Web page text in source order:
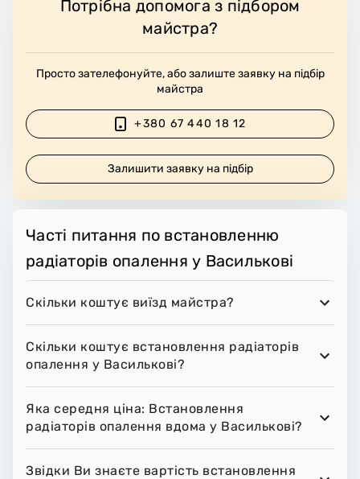
Потрібна допомога з підбором
майстра?
Просто зателефонуйте, або залиште заявку на підбір
майстра
+380 67 440 18 12
Залишити заявку на підбір
Часті питання по встановленню
радіаторів опалення у Василькові
Скільки коштує виїзд майстра?
Скільки коштує встановлення радіаторів
опалення у Василькові?
Яка середня ціна: Встановлення
радіаторів опалення вдома у Василькові?
Звідки Ви знаєте вартість встановлення